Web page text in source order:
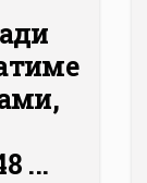
...